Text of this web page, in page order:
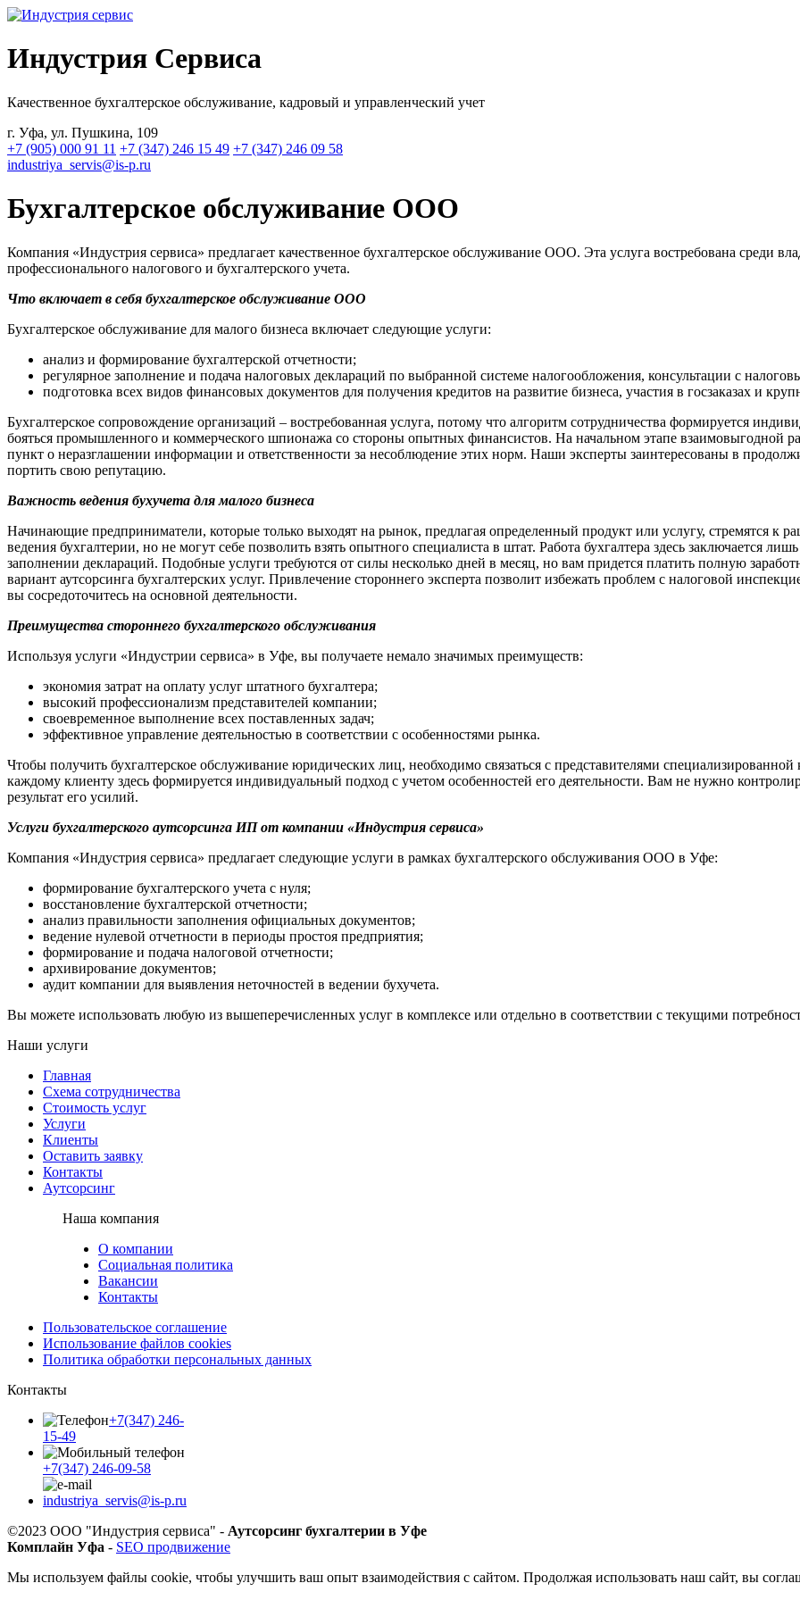
Индустрия Сервиса
Качественное бухгалтерское обслуживание, кадровый и управленческий учет
г. Уфа, ул. Пушкина, 109
+7 (905) 000 91 11 +7 (347) 246 15 49 +7 (347) 246 09 58
industriya_servis@is-p.ru
Бухгалтерское обслуживание ООО
Компания «Индустрия сервиса» предлагает качественное бухгалтерское обслуживание ООО. Эта услуга востребована среди
профессионального налогового и бухгалтерского учета.
Что включает в себя бухгалтерское обслуживание ООО
Бухгалтерское обслуживание для малого бизнеса включает следующие услуги:
анализ и формирование бухгалтерской отчетности;
регулярное заполнение и подача налоговых деклараций по выбранной системе налогообложения, консультации с
подготовка всех видов финансовых документов для получения кредитов на развитие бизнеса, участия в госзаказах и
Бухгалтерское сопровождение организаций – востребованная услуга, потому что алгоритм сотрудничества формируется
бояться промышленного и коммерческого шпионажа со стороны опытных финансистов. На начальном этапе взаимовыгодной
пункт о неразглашении информации и ответственности за несоблюдение этих норм. Наши эксперты заинтересованы в
портить свою репутацию.
Важность ведения бухучета для малого бизнеса
Начинающие предприниматели, которые только выходят на рынок, предлагая определенный продукт или услугу, стремятся к
ведения бухгалтерии, но не могут себе позволить взять опытного специалиста в штат. Работа бухгалтера здесь заключается
заполнении деклараций. Подобные услуги требуются от силы несколько дней в месяц, но вам придется платить полную
вариант аутсорсинга бухгалтерских услуг. Привлечение стороннего эксперта позволит избежать проблем с налоговой
вы сосредоточитесь на основной деятельности.
Преимущества стороннего бухгалтерского обслуживания
Используя услуги «Индустрии сервиса» в Уфе, вы получаете немало значимых преимуществ:
экономия затрат на оплату услуг штатного бухгалтера;
высокий профессионализм представителей компании;
своевременное выполнение всех поставленных задач;
эффективное управление деятельностью в соответствии с особенностями рынка.
Чтобы получить бухгалтерское обслуживание юридических лиц, необходимо связаться с представителями
каждому клиенту здесь формируется индивидуальный подход с учетом особенностей его деятельности. Вам не нужно
результат его усилий.
Услуги бухгалтерского аутсорсинга ИП от компании «Индустрия сервиса»
Компания «Индустрия сервиса» предлагает следующие услуги в рамках бухгалтерского обслуживания ООО в Уфе:
формирование бухгалтерского учета с нуля;
восстановление бухгалтерской отчетности;
анализ правильности заполнения официальных документов;
ведение нулевой отчетности в периоды простоя предприятия;
формирование и подача налоговой отчетности;
архивирование документов;
аудит компании для выявления неточностей в ведении бухучета.
Вы можете использовать любую из вышеперечисленных услуг в комплексе или отдельно в соответствии с текущими
Наши услуги
Главная
Схема сотрудничества
Стоимость услуг
Услуги
Клиенты
Оставить заявку
Контакты
Аутсорсинг
Наша компания
О компании
Социальная политика
Вакансии
Контакты
Пользовательское соглашение
Использование файлов cookies
Политика обработки персональных данных
Контакты
+7(347) 246-
15-49
+7(347) 246-09-58
industriya_servis@is-p.ru
©2023 ООО "Индустрия сервиса" - Аутсорсинг бухгалтерии в Уфе
Комплайн Уфа - SEO продвижение
Мы используем файлы cookie, чтобы улучшить ваш опыт взаимодействия с сайтом. Продолжая использовать наш сайт, вы